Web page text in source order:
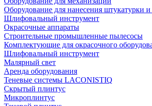
Оборудование для нанесения штукатурки
Шлифовальный инструмент
Окрасочные аппараты
Строительные промышленные пылесосы
Комплектующие для окрасочного
Шлифовальный инструмент
Малярный свет
Аренда оборудования
Теневые системы LACONISTIQ
Скрытый плинтус
Микроплинтус